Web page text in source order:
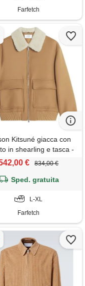
Farfetch
Kitsuné giacca con
in shearling e tasca -
marrone
€ 834,00 €
Sped. gratuita
L-XL
Farfetch